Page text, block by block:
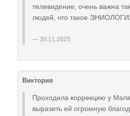
телевидение, очень важна
людей, что такое
30.11.2025
Виктория
Проходила коррекцию у
выразить ей огромную